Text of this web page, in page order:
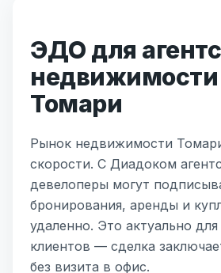
ЭДО для
недвижимости
Томари
Рынок недвижимости
скорости. С Диадоком
девелоперы могут
бронирования, аренды и
удаленно. Это актуально
клиентов — сделка
без визита в офис.